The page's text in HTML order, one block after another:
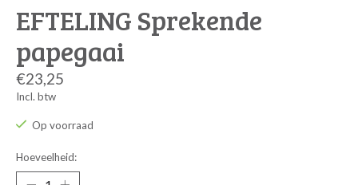
EFTELING Sprekende
papegaai
€23,25
Incl. btw
Op voorraad
Hoeveelheid: